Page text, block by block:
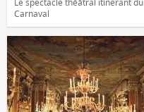
Le spectacle théâtral itinerant du
Carnaval